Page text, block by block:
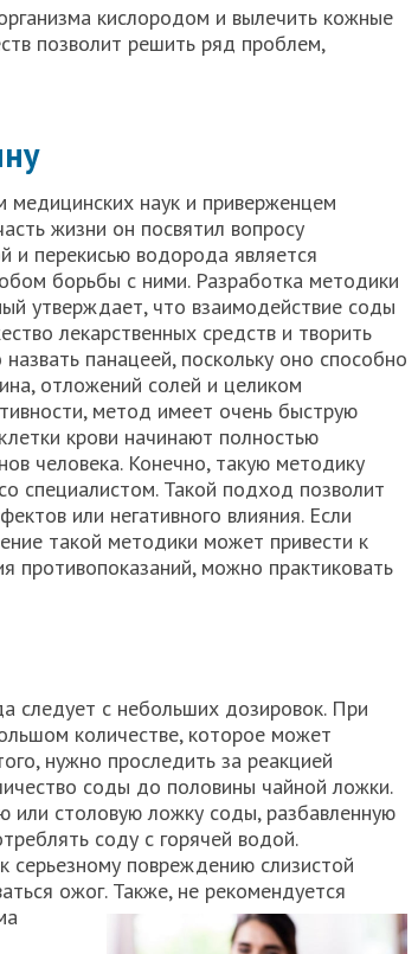
кислородом и вылечить кожные
позволит решить ряд проблем,
наук и приверженцем
жизни он посвятил вопросу
и перекисью водорода является
борьбы с ними. Разработка методики
утверждает, что взаимодействие соды
лекарственных средств и творить
панацеей, поскольку оно способно
отложений солей и целиком
метод имеет очень быструю
крови начинают полностью
человека. Конечно, такую методику
специалистом. Такой подход позволит
или негативного влияния. Если
такой методики может привести к
противопоказаний, можно практиковать
следует с небольших дозировок. При
количестве, которое может
нужно проследить за реакцией
соды до половины чайной ложки.
или столовую ложку соды, разбавленную
соду с горячей водой.
серьезному повреждению слизистой
ожог. Также, не рекомендуется